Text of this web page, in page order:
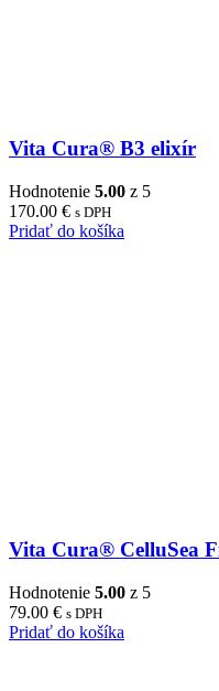
Vita Cura® B3 elixír
Hodnotenie 5.00 z 5
170.00 € s DPH
Pridať do košíka
Vita Cura® CelluSea
Hodnotenie 5.00 z 5
79.00 € s DPH
Pridať do košíka